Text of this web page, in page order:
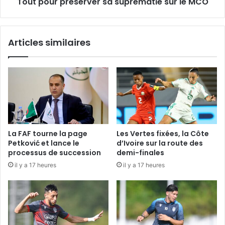
Articles similaires
La FAF tourne la page
Petković et lance le
processus de succession
il y a 17 heures
Les Vertes fixées, la Côte
d’Ivoire sur la route des
demi-finales
il y a 17 heures